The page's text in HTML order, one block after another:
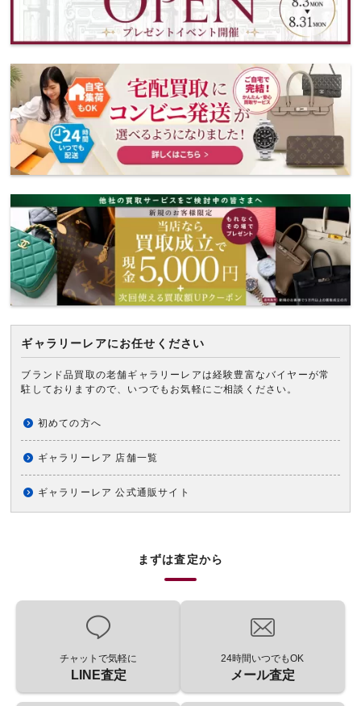
ギャラリーレアにお任せください
ブランド品買取の老舗ギャラリーレアは経験豊富なバイヤーが常
駐しておりますので、いつでもお気軽にご相談ください。
初めての方へ
ギャラリーレア 店舗一覧
ギャラリーレア 公式通販サイト
まずは査定から
チャットで気軽に
LINE査定
24時間いつでもOK
メール査定